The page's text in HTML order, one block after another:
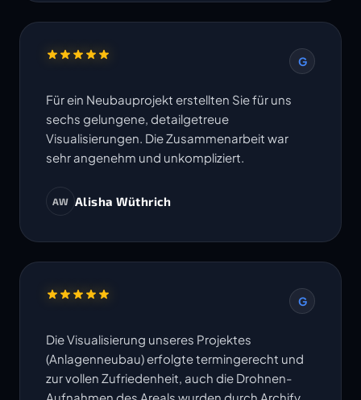
G
Für ein Neubauprojekt erstellten Sie für uns
sechs gelungene, detailgetreue
Visualisierungen. Die Zusammenarbeit war
sehr angenehm und unkompliziert.
AW Alisha Wüthrich
G
Die Visualisierung unseres Projektes
(Anlagenneubau) erfolgte termingerecht und
zur vollen Zufriedenheit, auch die Drohnen-